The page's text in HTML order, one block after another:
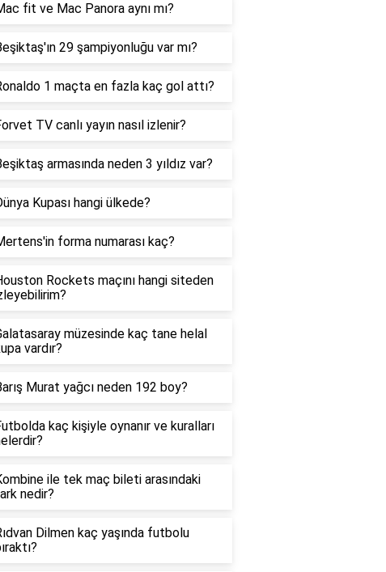
fit ve Mac Panora aynı mı?
29 şampiyonluğu var mı?
1 maçta en fazla kaç gol attı?
TV canlı yayın nasıl izlenir?
armasında neden 3 yıldız var?
Kupası hangi ülkede?
forma numarası kaç?
Rockets maçını hangi siteden
müzesinde kaç tane helal
vardır?
Murat yağcı neden 192 boy?
kaç kişiyle oynanır ve kuralları
ile tek maç bileti arasındaki
nedir?
Dilmen kaç yaşında futbolu